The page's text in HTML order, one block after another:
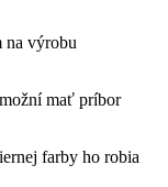
na výrobu
mať príbor
farby ho robia